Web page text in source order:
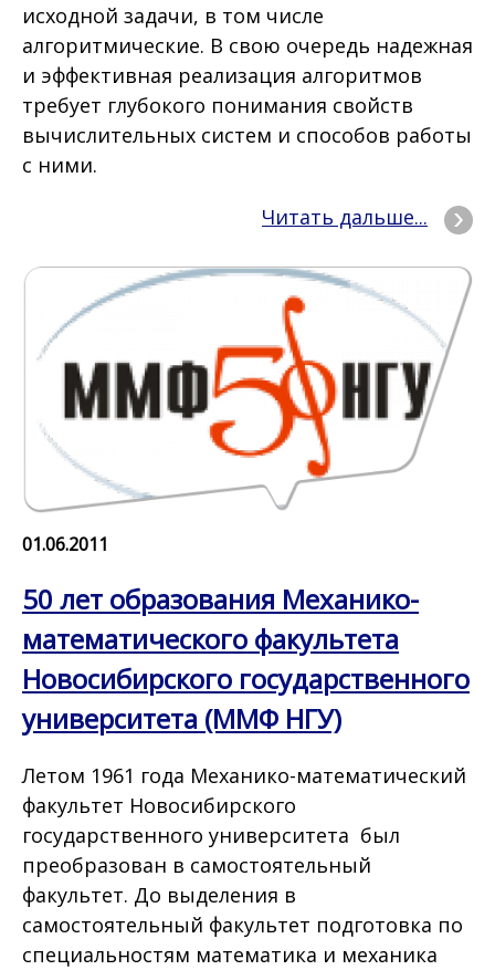
исходной задачи, в том числе
алгоритмические. В свою очередь надежная
и эффективная реализация алгоритмов
требует глубокого понимания свойств
вычислительных систем и способов работы
с ними.
Читать дальше...
01.06.2011
50 лет образования Механико-
математического факультета
Новосибирского государственного
университета (ММФ НГУ)
Летом 1961 года Механико-математический
факультет Новосибирского
государственного университета был
преобразован в самостоятельный
факультет. До выделения в
самостоятельный факультет подготовка по
специальностям математика и механика